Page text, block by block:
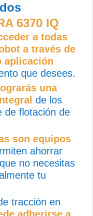
6370 IQ
a todas
a través de
aplicación
que desees.
lograrás una
de los
de flotación de
son equipos
ahorrar
no necesitas
tu
tracción en